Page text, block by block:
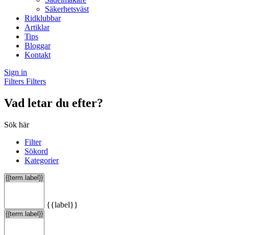
Säkerhetsväst
Ridklubbar
Artiklar
Tips
Bloggar
Kontakt
Sign in
Filters Filters
Vad letar du efter?
Sök här
Filter
Sökord
Kategorier
{{label}}